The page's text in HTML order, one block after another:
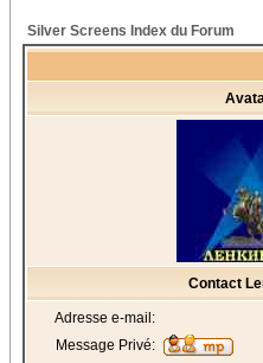
Silver Screens Index du Forum
Contact
Adresse e-mail:
Message Privé: